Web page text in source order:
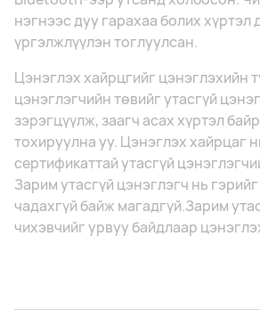
нэгнээс дуу гарахаа болих хүртэл
үргэлжлүүлэн тоглуулсан.
Цэнэглэх хайрцгийг цэнэглэхийн
цэнэглэгчийн төвийг утасгүй
зэрэгцүүлж, заагч асах хүртэл
тохируулна уу. Цэнэглэх хайрцаг
сертификаттай утасгүй
Зарим утасгүй цэнэглэгч нь
чадахгүй байж магадгүй.Зарим
чихэвчийг урвуу байдлаар